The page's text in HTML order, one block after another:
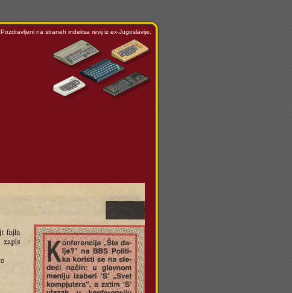
Pozdravljeni na straneh indeksa revij iz ex-Jugoslavije.